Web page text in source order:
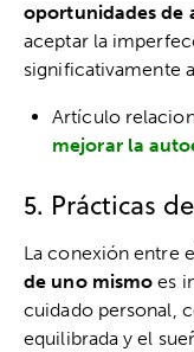
oportunidades de
aceptar la
significativamente
Artículo
mejorar la
5. Prácticas
La conexión entre
de uno mismo es
cuidado personal,
equilibrada y el